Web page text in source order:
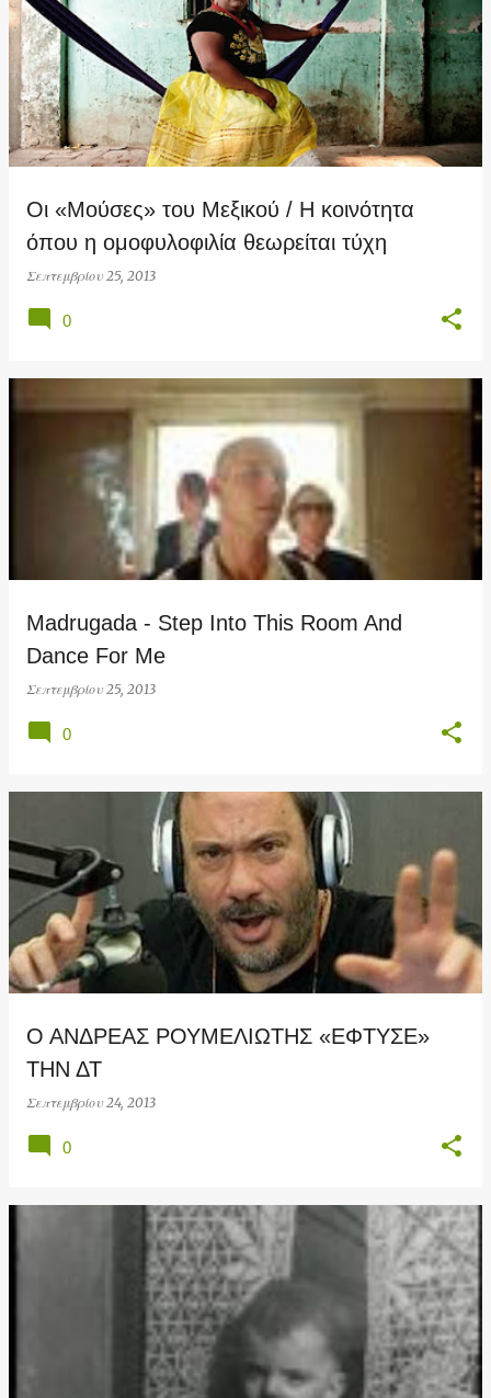
Οι «Μούσες» του Μεξικού / Η κοινότητα
όπου η ομοφυλοφιλία θεωρείται τύχη
Σεπτεμβρίου 25, 2013
0
Madrugada - Step Into This Room And
Dance For Me
Σεπτεμβρίου 25, 2013
0
Ο ΑΝΔΡΕΑΣ ΡΟΥΜΕΛΙΩΤΗΣ «ΕΦΤΥΣΕ»
ΤΗΝ ΔΤ
Σεπτεμβρίου 24, 2013
0